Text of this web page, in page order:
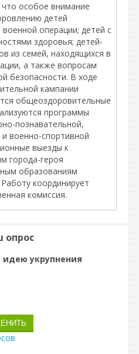
особое внимание
детей
операции; детей с
здоровья; детей-
из семей, находящихся в
а также вопросам
безопасности. В ходе
кампании
общеоздоровительные
программы
познавательной,
военно-спортивной
выезды к
города-героя
образованиям
координирует
комиссия.
опрос
укрупнения